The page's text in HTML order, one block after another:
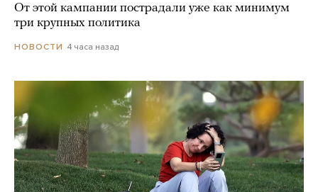
От этой кампании пострадали уже как минимум
три крупных политика
НОВОСТИ 4 часа назад